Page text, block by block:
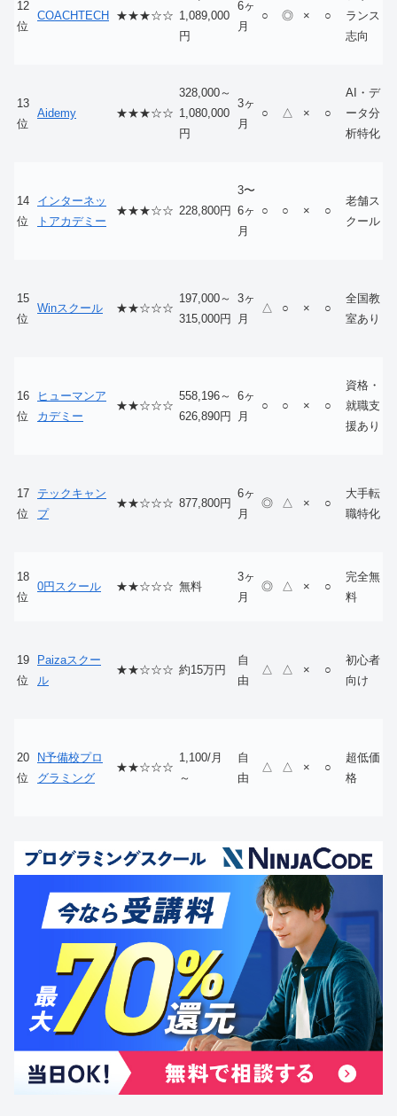
12
位
COACHTECH ★★★☆☆ 1,089,000
円
6ヶ
月
○ ◎ × ○
ランス
志向
13
位
Aidemy ★★★☆☆
328,000～
1,080,000
円
3ヶ
月
○ △ × ○
AI・デ
ータ分
析特化
14
位
インターネッ
トアカデミー
★★★☆☆ 228,800円
3〜
6ヶ
月
○ ○ × ○
老舗ス
クール
15
位
Winスクール ★★☆☆☆
197,000～
315,000円
3ヶ
月
△ ○ × ○
全国教
室あり
16
位
ヒューマンア
カデミー
★★☆☆☆
558,196～
626,890円
6ヶ
月
○ ○ × ○
資格・
就職支
援あり
17
位
テックキャン
プ
★★☆☆☆ 877,800円
6ヶ
月
◎ △ × ○
大手転
職特化
18
位
0円スクール ★★☆☆☆ 無料
3ヶ
月
◎ △ × ○
完全無
料
19
位
Paizaスクー
ル
★★☆☆☆ 約15万円
自
由
△ △ × ○
初心者
向け
20
位
N予備校プロ
グラミング
★★☆☆☆
1,100/月
～
自
由
△ △ × ○
超低価
格